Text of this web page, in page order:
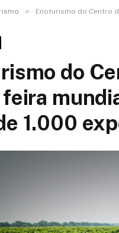
» Enoturismo do Centro
do
1.000